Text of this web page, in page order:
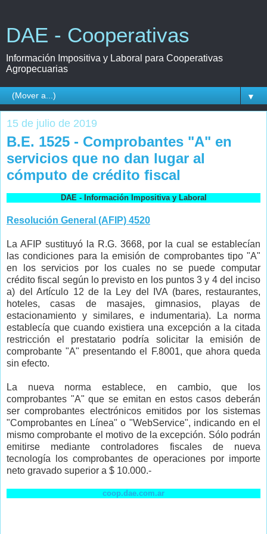
DAE - Cooperativas
Información Impositiva y Laboral para Cooperativas
Agropecuarias
▼
15 de julio de 2019
B.E. 1525 - Comprobantes "A" en
servicios que no dan lugar al
cómputo de crédito fiscal
DAE - Información Impositiva y Laboral
Resolución General (AFIP) 4520
La AFIP sustituyó la R.G. 3668, por la cual se establecían
las condiciones para la emisión de comprobantes tipo "A"
en los servicios por los cuales no se puede computar
crédito fiscal según lo previsto en los puntos 3 y 4 del inciso
a) del Artículo 12 de la Ley del IVA (bares, restaurantes,
hoteles, casas de masajes, gimnasios, playas de
estacionamiento y similares, e indumentaria). La norma
establecía que cuando existiera una excepción a la citada
restricción el prestatario podría solicitar la emisión de
comprobante "A" presentando el F.8001, que ahora queda
sin efecto.
La nueva norma establece, en cambio, que los
comprobantes "A" que se emitan en estos casos deberán
ser comprobantes electrónicos emitidos por los sistemas
"Comprobantes en Línea" o "WebService", indicando en el
mismo comprobante el motivo de la excepción. Sólo podrán
emitirse mediante controladores fiscales de nueva
tecnología los comprobantes de operaciones por importe
neto gravado superior a $ 10.000.-
coop.dae.com.ar